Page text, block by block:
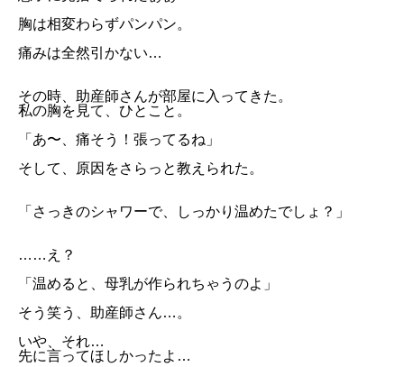
胸は相変わらずパンパン。
痛みは全然引かない…
その時、助産師さんが部屋に入ってきた。
私の胸を見て、ひとこと。
「あ〜、痛そう！張ってるね」
そして、原因をさらっと教えられた。
「さっきのシャワーで、しっかり温めたでしょ？」
……え？
「温めると、母乳が作られちゃうのよ」
そう笑う、助産師さん…。
いや、それ…
先に言ってほしかったよ…